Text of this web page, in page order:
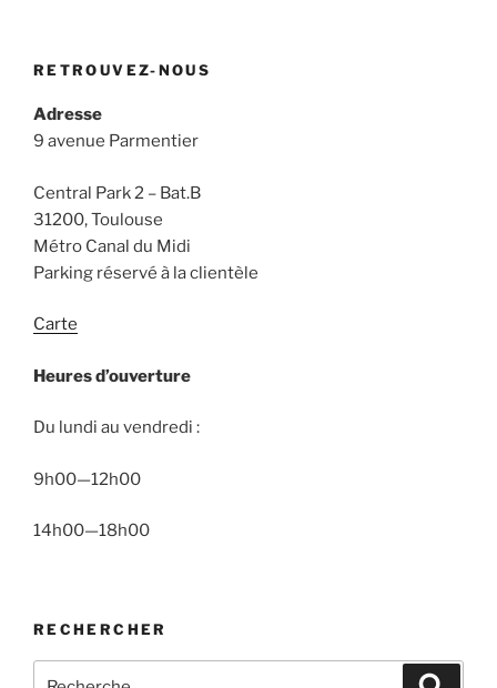
RETROUVEZ-NOUS
Adresse
9 avenue Parmentier
Central Park 2 – Bat.B
31200, Toulouse
Métro Canal du Midi
Parking réservé à la clientèle
Carte
Heures d’ouverture
Du lundi au vendredi :
9h00—12h00
14h00—18h00
RECHERCHER